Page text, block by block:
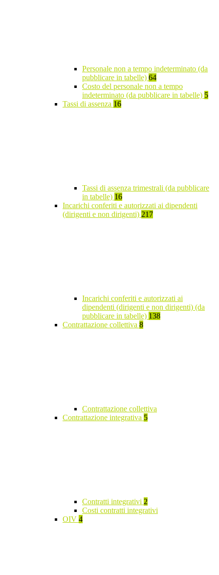
Personale non a tempo indeterminato (da
pubblicare in tabelle) 64
Costo del personale non a tempo
indeterminato (da pubblicare in tabelle) 5
Tassi di assenza 16
Tassi di assenza trimestrali (da pubblicare
in tabelle) 16
Incarichi conferiti e autorizzati ai dipendenti
(dirigenti e non dirigenti) 217
Incarichi conferiti e autorizzati ai
dipendenti (dirigenti e non dirigenti) (da
pubblicare in tabelle) 138
Contrattazione collettiva 8
Contrattazione collettiva
Contrattazione integrativa 5
Contratti integrativi 2
Costi contratti integrativi
OIV 4